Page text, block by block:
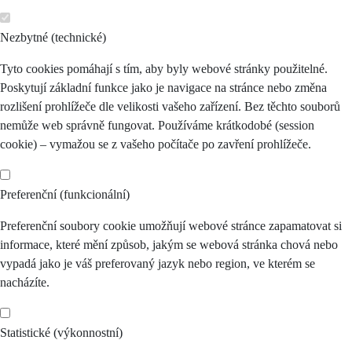
Nezbytné (technické)
Tyto cookies pomáhají s tím, aby byly webové stránky použitelné.
Poskytují základní funkce jako je navigace na stránce nebo změna
rozlišení prohlížeče dle velikosti vašeho zařízení. Bez těchto souborů
nemůže web správně fungovat. Používáme krátkodobé (session
cookie) – vymažou se z vašeho počítače po zavření prohlížeče.
Preferenční (funkcionální)
Preferenční soubory cookie umožňují webové stránce zapamatovat si
informace, které mění způsob, jakým se webová stránka chová nebo
vypadá jako je váš preferovaný jazyk nebo region, ve kterém se
nacházíte.
Statistické (výkonnostní)